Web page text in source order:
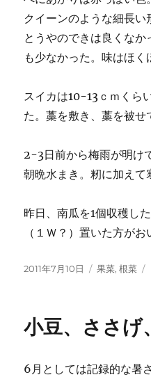
クイーンのような細長い
とうやのできは良くな
も少なかった。味はほく
スイカは10-13ｃｍくら
た。藁を敷き、藁を被せ
2-3日前から梅雨が明け
朝晩水まき。籾に加えて
昨日、南瓜を1個収穫し
（１Ｗ？）置いた方がお
投
2011年7月10日
カ
ー
果菜,根菜
小豆、ささげ
6月としては記録的な暑